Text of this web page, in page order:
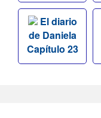
El diario
de Daniela
Capítulo 23